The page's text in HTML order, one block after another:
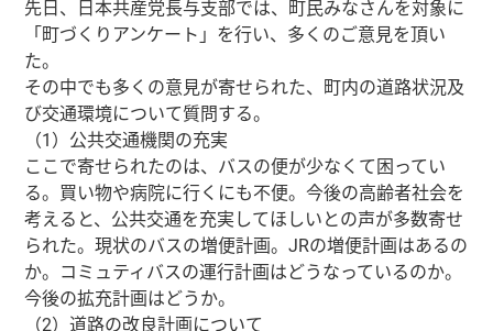
先日、日本共産党長与支部では、町民みなさんを対象に
「町づくりアンケート」を行い、多くのご意見を頂い
た。
その中でも多くの意見が寄せられた、町内の道路状況及
び交通環境について質問する。
（1）公共交通機関の充実
ここで寄せられたのは、バスの便が少なくて困ってい
る。買い物や病院に行くにも不便。今後の高齢者社会を
考えると、公共交通を充実してほしいとの声が多数寄せ
られた。現状のバスの増便計画。JRの増便計画はあるの
か。コミュティバスの運行計画はどうなっているのか。
今後の拡充計画はどうか。
（2）道路の改良計画について